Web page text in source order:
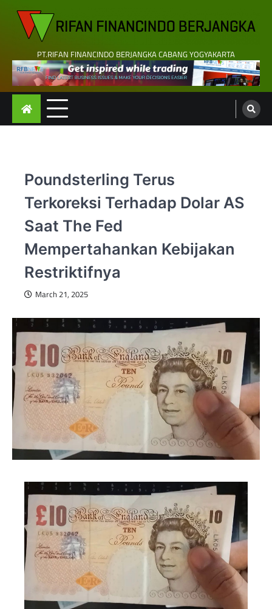
content
PT.RIFAN FINANCINDO BERJANGKA CABANG YOGYAKARTA
Poundsterling Terus
Terkoreksi Terhadap Dolar AS
Saat The Fed
Mempertahankan Kebijakan
Restriktifnya
March 21, 2025